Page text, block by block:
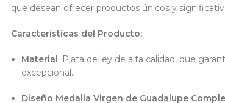
que desean ofrecer productos únicos y
Características del Producto:
Material: Plata de ley de alta calidad, que
excepcional.
Diseño Medalla Virgen de Guadalupe